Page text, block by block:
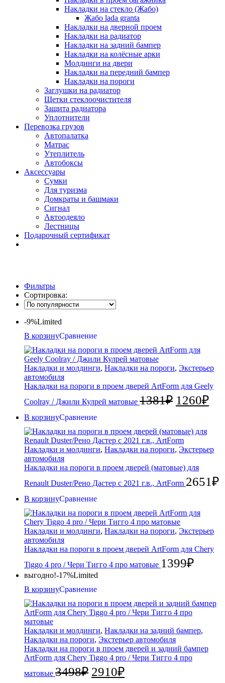
Накладки на стекло (Жабо)
Жабо lada granta
Накладки на дверной проем
Накладки на радиатор
Накладки на задний бампер
Накладки на колёсные арки
Молдинги на двери
Накладки на передний бампер
Накладки на пороги
Заглушки на радиатор
Щетки стеклоочистителя
Защита радиатора
Уплотнители
Перевозка грузов
Автопалатка
Матрас
Утеплитель
Автобоксы
Аксессуары
Сумки
Для туризма
Домкраты и башмаки
Сигнал
Автоодеяло
Лестницы
Подарочный сертификат
Фильтры
Сортировка:
-9%Limited
В корзинуСравнение
Накладки и молдинги, Накладки на пороги, Экстерьер
автомобиля
Накладки на пороги в проем дверей ArtForm для Geely
Coolray / Джили Кулрей матовые 1381₽ 1260₽
В корзинуСравнение
Накладки и молдинги, Накладки на пороги, Экстерьер
автомобиля
Накладки на пороги в проем дверей (матовые) для
Renault Duster/Рено Дастер с 2021 г.в., ArtForm 2651₽
В корзинуСравнение
Накладки и молдинги, Накладки на пороги, Экстерьер
автомобиля
Накладки на пороги в проем дверей ArtForm для Chery
Tiggo 4 pro / Чери Тигго 4 про матовые 1399₽
выгодно!-17%Limited
В корзинуСравнение
Накладки и молдинги, Накладки на задний бампер,
Накладки на пороги, Экстерьер автомобиля
Накладки на пороги в проем дверей и задний бампер
ArtForm для Chery Tiggo 4 pro / Чери Тигго 4 про
матовые 3498₽ 2910₽